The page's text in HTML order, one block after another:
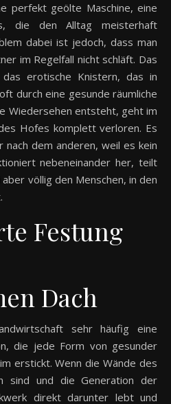
perfekt geölte Maschine, eine
die den Alltag meisterhaft
dabei ist jedoch, dass man
im Regelfall nicht schläft. Das
das erotische Knistern, das in
durch eine gesunde räumliche
Wiedersehen entsteht, geht im
Hofes komplett verloren. Es
nach dem anderen, weil es kein
nebeneinander her, teilt
völlig den Menschen, in den
Festung
Dach
sehr häufig eine
die jede Form von gesunder
erstickt. Wenn die Wände des
sind und die Generation der
direkt darunter lebt und